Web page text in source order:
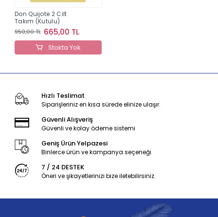
Don Quijote 2 Cilt
Takım (Kutulu)
950,00 TL 665,00 TL
Stokta Yok
Hızlı Teslimat
Siparişleriniz en kısa sürede elinize ulaşır.
Güvenli Alışveriş
Güvenli ve kolay ödeme sistemi
Geniş Ürün Yelpazesi
Binlerce ürün ve kampanya seçeneği
7 / 24 DESTEK
Öneri ve şikayetlerinizi bize iletebilirsiniz.